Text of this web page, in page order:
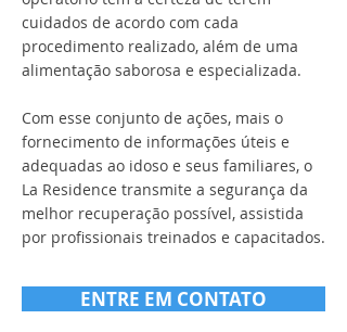
cuidados de acordo com cada
procedimento realizado, além de uma
alimentação saborosa e especializada.
Com esse conjunto de ações, mais o
fornecimento de informações úteis e
adequadas ao idoso e seus familiares, o
La Residence transmite a segurança da
melhor recuperação possível, assistida
por profissionais treinados e capacitados.
ENTRE EM CONTATO